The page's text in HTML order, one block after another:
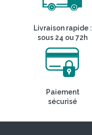
Livraison rapide :
sous 24 ou 72h
Paiement
sécurisé